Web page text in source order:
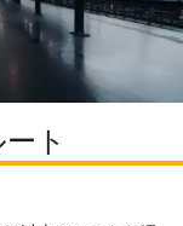
ト